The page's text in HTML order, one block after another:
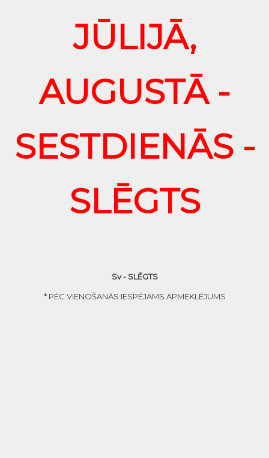
JŪLIJĀ,
AUGUSTĀ -
SESTDIENĀS -
SLĒGTS
Sv - SLĒGTS
* PĒC VIENOŠANĀS IESPĒJAMS APMEKLĒJUMS